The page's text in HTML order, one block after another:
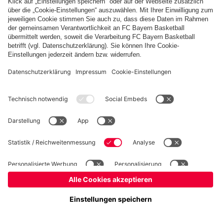
Kinder- und Jugendschutz Hinweisgebersystem FAQ Kontakt
Verträge hier kündigen Cookie-Einstellungen